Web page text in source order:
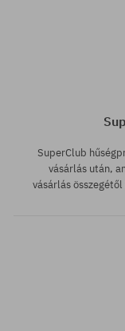
SuperClub
vásárlás után,
vásárlás